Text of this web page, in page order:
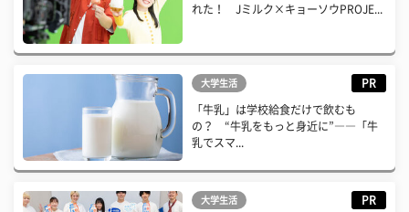
れた！ Jミルク×キョーソウPROJE...
大学生活 PR
「牛乳」は学校給食だけで飲むも
の？ “牛乳をもっと身近に”――「牛
乳でスマ...
大学生活 PR